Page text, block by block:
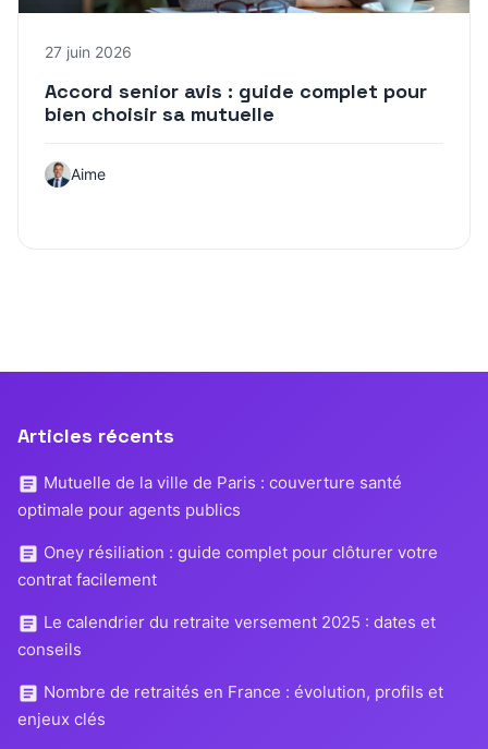
27 juin 2026
Accord senior avis : guide complet pour
bien choisir sa mutuelle
Aime
Articles récents
Mutuelle de la ville de Paris : couverture santé
optimale pour agents publics
Oney résiliation : guide complet pour clôturer votre
contrat facilement
Le calendrier du retraite versement 2025 : dates et
conseils
Nombre de retraités en France : évolution, profils et
enjeux clés